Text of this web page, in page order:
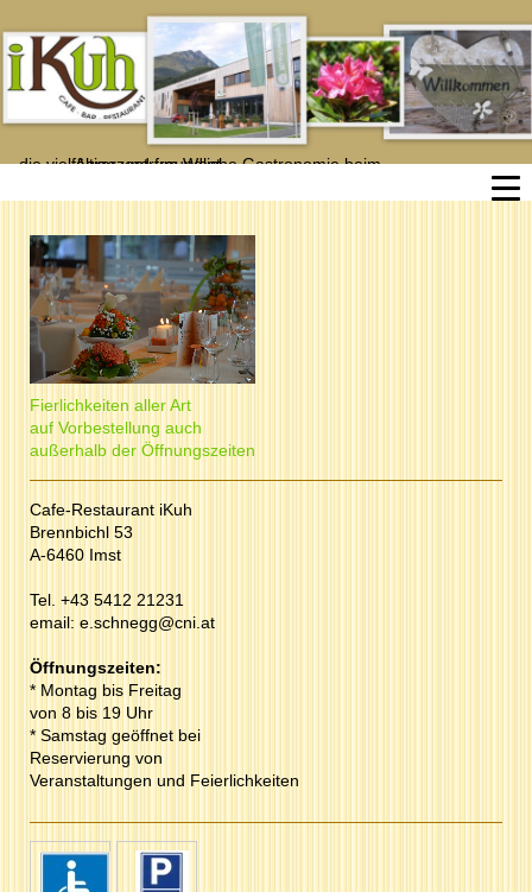
... die vielfältige und freundliche Gastronomie beim
                Agrarzentrum West
Fierlichkeiten aller Art
auf Vorbestellung auch
außerhalb der Öffnungszeiten
Cafe-Restaurant iKuh
Brennbichl 53
A-6460 Imst
Tel. +43 5412 21231
email: e.schnegg@cni.at
Öffnungszeiten:
* Montag bis Freitag
von 8 bis 19 Uhr
* Samstag geöffnet bei
Reservierung von
Veranstaltungen und Feierlichkeiten